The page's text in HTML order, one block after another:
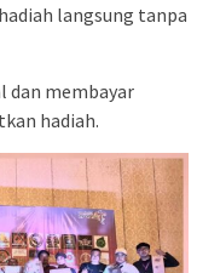
langsung tanpa
dan membayar
hadiah.